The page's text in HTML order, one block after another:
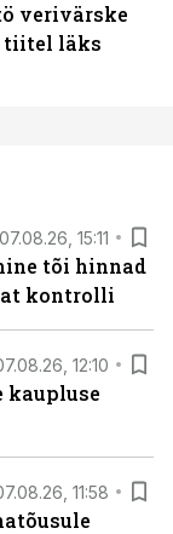
verivärske
tiitel läks
07.08.26, 15:11
tõi hinnad
kontrolli
12:10
kaupluse
11:58